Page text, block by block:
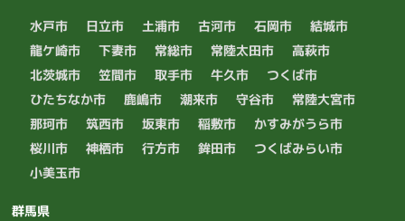
水戸市
日立市 土浦市 古河市 石岡市
結城市
龍ケ崎市
下妻市 常総市 常陸太田市
高萩市
北茨城市
笠間市 取手市 牛久市
つくば市
ひたちなか市
鹿嶋市 潮来市 守谷市
常陸大宮市
那珂市
筑西市 坂東市 稲敷市
かすみがうら市
桜川市
神栖市 行方市 鉾田市
つくばみらい市
小美玉市
群馬県